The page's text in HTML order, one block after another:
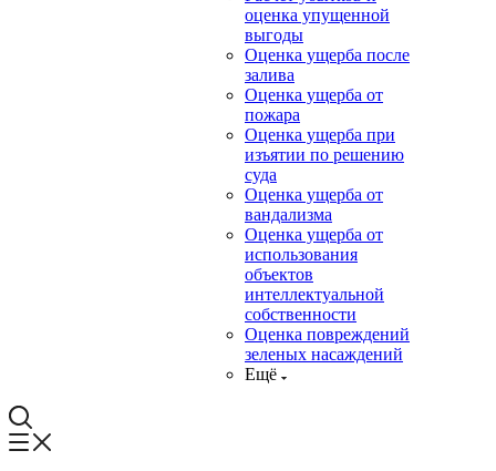
оценка упущенной
выгоды
Оценка ущерба после
залива
Оценка ущерба от
пожара
Оценка ущерба при
изъятии по решению
суда
Оценка ущерба от
вандализма
Оценка ущерба от
использования
объектов
интеллектуальной
собственности
Оценка повреждений
зеленых насаждений
Ещё